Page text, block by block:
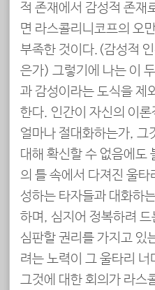
적 존재에서 감성적 존재
면 라스콜리니코프의 오
부족한 것이다.(감성적
은가) 그렇기에 나는 이
과 감성이라는 도식을 제
한다. 인간이 자신의 이
얼마나 절대화하는가, 그
대해 확신할 수 없음에도
의 틀 속에서 다져진 울
성하는 타자들과 대화하
하며, 심지어 정복하려
심판할 권리를 가지고 있
려는 노력이 그 울타리
그것에 대한 회의가 라스